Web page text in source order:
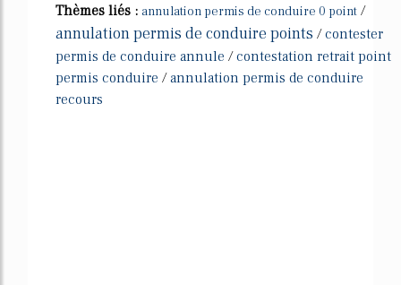
Thèmes liés : annulation permis de conduire 0 point /
annulation permis de conduire points /contester
permis de conduire annule /contestation retrait point
permis conduire /annulation permis de conduire
recours